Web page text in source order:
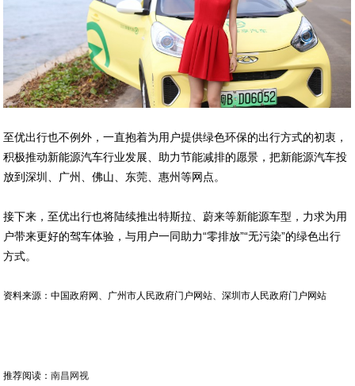
至优出行也不例外，一直抱着为用户提供绿色环保的出行方式的初衷，
积极推动新能源汽车行业发展、助力节能减排的愿景，把新能源汽车投
放到深圳、广州、佛山、东莞、惠州等网点。
接下来，至优出行也将陆续推出特斯拉、蔚来等新能源车型，力求为用
户带来更好的驾车体验，与用户一同助力“零排放”“无污染”的绿色出行
方式。
资料来源：中国政府网、广州市人民政府门户网站、深圳市人民政府门户网站
推荐阅读：南昌网视